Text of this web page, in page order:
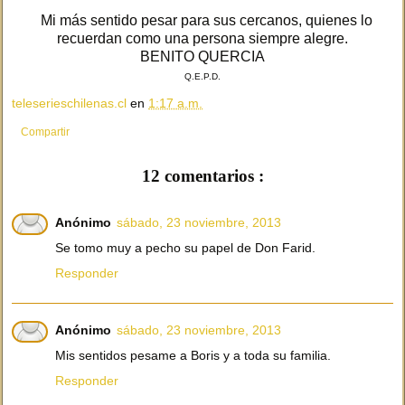
Mi más sentido pesar para sus cercanos, quienes lo
recuerdan como una persona siempre alegre.
BENITO QUERCIA
Q.E.P.D.
teleserieschilenas.cl en 1:17 a.m.
Compartir
12 comentarios :
Anónimo sábado, 23 noviembre, 2013
Se tomo muy a pecho su papel de Don Farid.
Responder
Anónimo sábado, 23 noviembre, 2013
Mis sentidos pesame a Boris y a toda su familia.
Responder